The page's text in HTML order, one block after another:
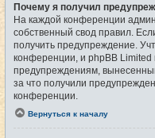
Почему я получил
На каждой конференции
собственный свод правил.
получить предупреждение.
конференции, и phpBB Limited
предупреждениям,
за что получили
конференции.
Вернуться к началу